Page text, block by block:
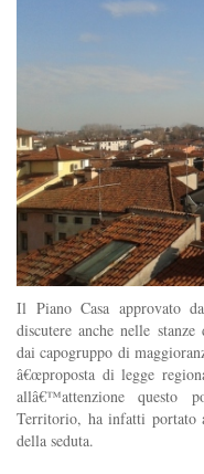
Il Piano Casa approvato
discutere anche nelle
dai capogruppo di
â€œproposta di legge
allâ€™attenzione questo
Territorio, ha infatti portato
della seduta.